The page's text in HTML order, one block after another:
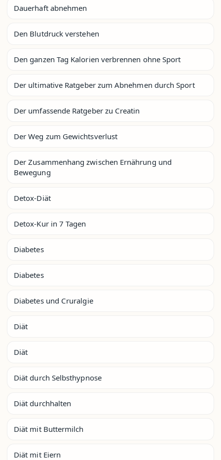
Dauerhaft abnehmen
Den Blutdruck verstehen
Den ganzen Tag Kalorien verbrennen ohne Sport
Der ultimative Ratgeber zum Abnehmen durch Sport
Der umfassende Ratgeber zu Creatin
Der Weg zum Gewichtsverlust
Der Zusammenhang zwischen Ernährung und
Bewegung
Detox-Diät
Detox-Kur in 7 Tagen
Diabetes
Diabetes
Diabetes und Cruralgie
Diät
Diät
Diät durch Selbsthypnose
Diät durchhalten
Diät mit Buttermilch
Diät mit Eiern